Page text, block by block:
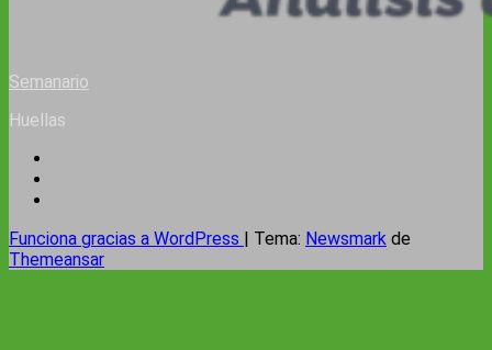
Semanario
Huellas
Funciona gracias a WordPress | Tema: Newsmark de
Themeansar